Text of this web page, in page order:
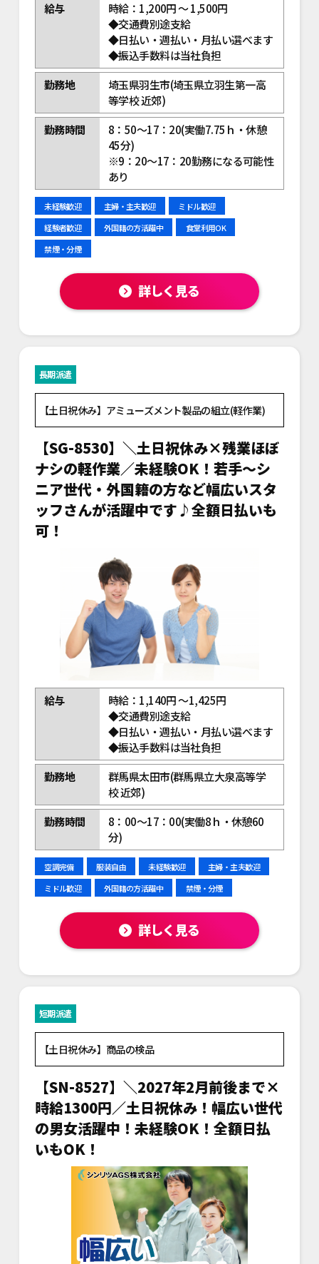
給与
時給：1,200円 ～ 1,500円
◆交通費別途支給
◆日払い・週払い・月払い選べます
◆振込手数料は当社負担
勤務地
埼玉県羽生市(埼玉県立羽生第一高
等学校 近郊)
勤務時間
8：50～17：20(実働7.75ｈ・休憩
45分)
※9：20～17：20勤務になる可能性
あり
未経験歓迎 主婦・主夫歓迎
ミドル歓迎
経験者歓迎
外国籍の方活躍中
食堂利用OK
禁煙・分煙
詳しく見る
長期派遣
【土日祝休み】アミューズメント製品の組立(軽作業)
【SG-8530】＼土日祝休み×残業ほぼ
ナシの軽作業／未経験OK！若手～シ
ニア世代・外国籍の方など幅広いスタ
ッフさんが活躍中です♪全額日払いも
可！
給与
時給：1,140円 ～1,425円
◆交通費別途支給
◆日払い・週払い・月払い選べます
◆振込手数料は当社負担
勤務地
群馬県太田市(群馬県立大泉高等学
校 近郊)
勤務時間
8：00～17：00(実働8ｈ・休憩60
分)
空調完備 服装自由 未経験歓迎
主婦・主夫歓迎
ミドル歓迎
外国籍の方活躍中 禁煙・分煙
詳しく見る
短期派遣
【土日祝休み】商品の検品
【SN-8527】＼2027年2月前後まで×
時給1300円／土日祝休み！幅広い世代
の男女活躍中！未経験OK！全額日払
いもOK！